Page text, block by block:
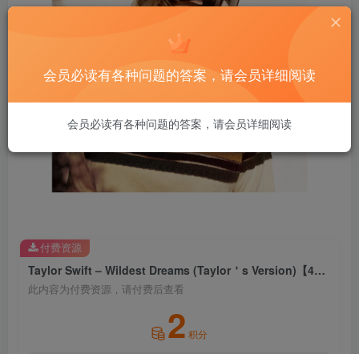
Taylor Swift – Wildest Dreams (Taylor＇s Version)【44.1kHz／16bit】法国区
此内容为付费资源，请付费后查看
2 积分
付费资源
会员必读有各种问题的答案，请会员详细阅读
会员必读有各种问题的答案，请会员详细阅读